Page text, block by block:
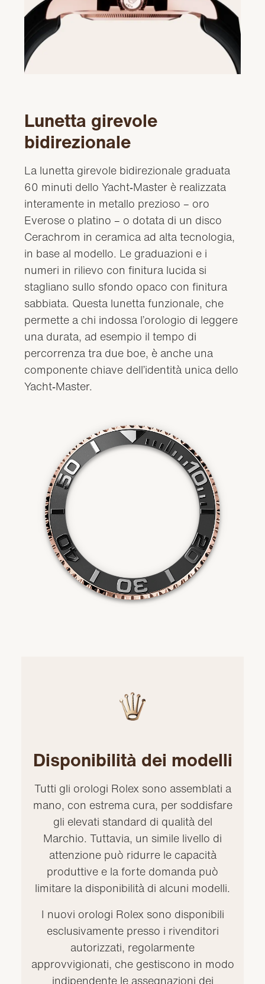
Lunetta girevole
bidirezionale
La lunetta girevole bidirezionale graduata
60 minuti dello Yacht‑Master è realizzata
interamente in metallo prezioso – oro
Everose o platino – o dotata di un disco
Cerachrom in ceramica ad alta tecnologia,
in base al modello. Le graduazioni e i
numeri in rilievo con finitura lucida si
stagliano sullo sfondo opaco con finitura
sabbiata. Questa lunetta funzionale, che
permette a chi indossa l’orologio di leggere
una durata, ad esempio il tempo di
percorrenza tra due boe, è anche una
componente chiave dell’identità unica dello
Yacht‑Master.
Disponibilità dei modelli
Tutti gli orologi Rolex sono assemblati a
mano, con estrema cura, per soddisfare
gli elevati standard di qualità del
Marchio. Tuttavia, un simile livello di
attenzione può ridurre le capacità
produttive e la forte domanda può
limitare la disponibilità di alcuni modelli.
I nuovi orologi Rolex sono disponibili
esclusivamente presso i rivenditori
autorizzati, regolarmente
approvvigionati, che gestiscono in modo
indipendente le assegnazioni dei